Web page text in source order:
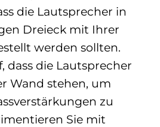
die Lautsprecher in
Dreieck mit Ihrer
werden sollten.
dass die Lautsprecher
Wand stehen, um
zu
Sie mit